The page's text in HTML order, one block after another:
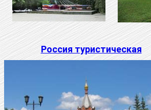
Россия туристическая